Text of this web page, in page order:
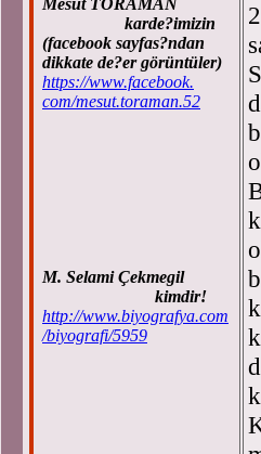
Mesut TORAMAN
karde?imizin
(facebook sayfas?ndan
dikkate de?er görüntüler)
https://www.facebook.
com/mesut.toraman.52
M. Selami Çekmegil
kimdir!
http://www.biyografya.com
/biyografi/5959